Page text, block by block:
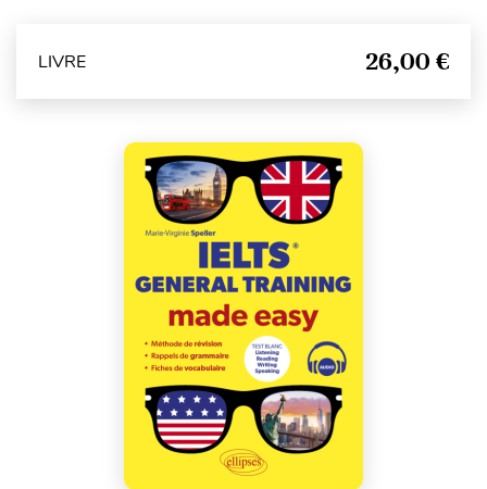
LIVRE 26,00 €